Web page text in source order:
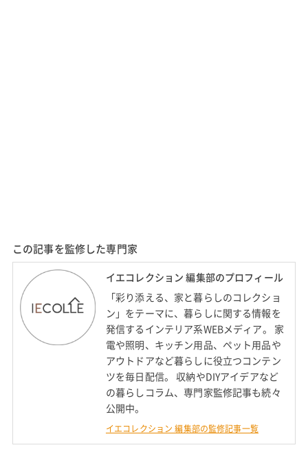
この記事を監修した専門家
イエコレクション 編集部のプロフィール
「彩り添える、家と暮らしのコレクショ
ン」をテーマに、暮らしに関する情報を
発信するインテリア系WEBメディア。 家
電や照明、キッチン用品、ペット用品や
アウトドアなど暮らしに役立つコンテン
ツを毎日配信。 収納やDIYアイデアなど
の暮らしコラム、専門家監修記事も続々
公開中。
イエコレクション 編集部の監修記事一覧